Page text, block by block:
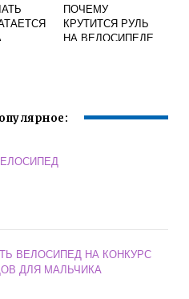
ПОЧЕМУ
КРУТИТСЯ РУЛЬ
НА ВЕЛОСИПЕДЕ
ВЕЛОСИПЕД НА КОНКУРС
ДЛЯ МАЛЬЧИКА